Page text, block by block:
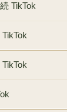
TikTok